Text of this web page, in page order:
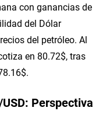
con ganancias de
del Dólar
del petróleo. Al
en 80.72$, tras
Perspectiva